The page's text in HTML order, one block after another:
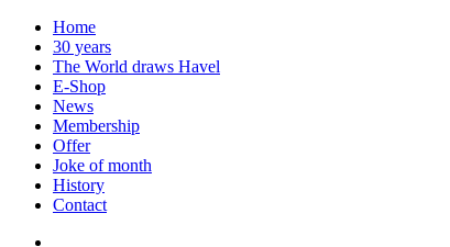
Home
30 years
The World draws Havel
E-Shop
News
Membership
Offer
Joke of month
History
Contact